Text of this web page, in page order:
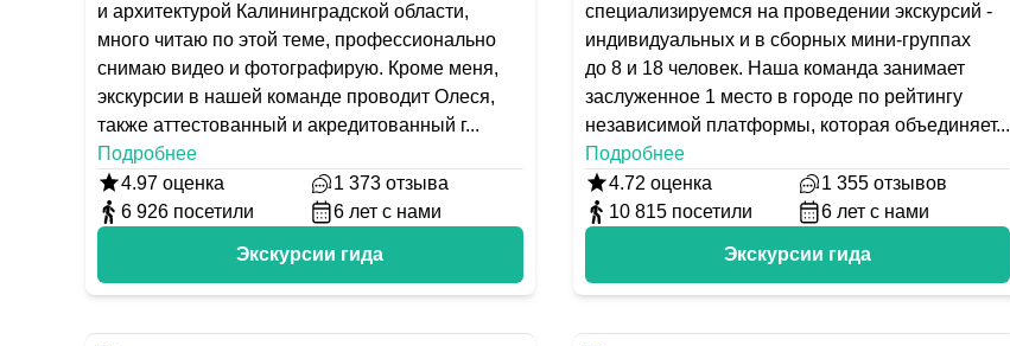
и архитектурой Калининградской области,
много читаю по этой теме, профессионально
снимаю видео и фотографирую. Кроме меня,
экскурсии в нашей команде проводит Олеся,
также аттестованный и акредитованный г...
Подробнее
4.97 оценка 1 373 отзыва
6 926 посетили 6 лет с нами
Экскурсии гида
специализируемся на проведении экскурсий -
индивидуальных и в сборных мини-группах
до 8 и 18 человек. Наша команда занимает
заслуженное 1 место в городе по рейтингу
независимой платформы, которая объединяет...
Подробнее
4.72 оценка 1 355 отзывов
10 815 посетили 6 лет с нами
Экскурсии гида